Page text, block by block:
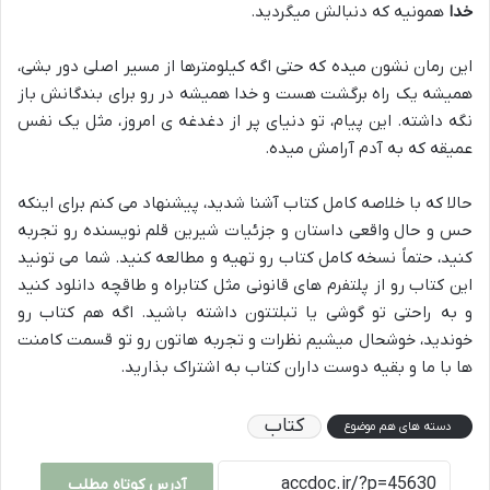
خدا همونیه که دنبالش میگردید.
این رمان نشون میده که حتی اگه کیلومترها از مسیر اصلی دور بشی،
همیشه یک راه برگشت هست و خدا همیشه در رو برای بندگانش باز
نگه داشته. این پیام، تو دنیای پر از دغدغه ی امروز، مثل یک نفس
عمیقه که به آدم آرامش میده.
حالا که با خلاصه کامل کتاب آشنا شدید، پیشنهاد می کنم برای اینکه
حس و حال واقعی داستان و جزئیات شیرین قلم نویسنده رو تجربه
کنید، حتماً نسخه کامل کتاب رو تهیه و مطالعه کنید. شما می تونید
این کتاب رو از پلتفرم های قانونی مثل کتابراه و طاقچه دانلود کنید
و به راحتی تو گوشی یا تبلتتون داشته باشید. اگه هم کتاب رو
خوندید، خوشحال میشیم نظرات و تجربه هاتون رو تو قسمت کامنت
ها با ما و بقیه دوست داران کتاب به اشتراک بذارید.
دسته های هم موضوع کتاب
آدرس کوتاه مطلب